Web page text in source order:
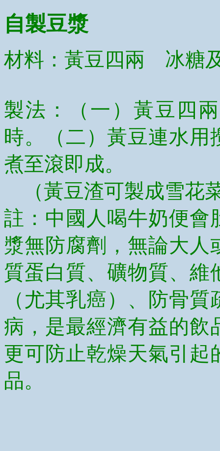
自製豆漿
材料：黃豆四兩 冰糖
製法：（一）黃豆四
時。（二）黃豆連水用
煮至滾即成。
（黃豆渣可製成雪花
註：中國人喝牛奶便會
漿無防腐劑，無論大人
質蛋白質、礦物質、維
（尤其乳癌）、防骨
病，是最經濟有益的飲
更可防止乾燥天氣引起
品。